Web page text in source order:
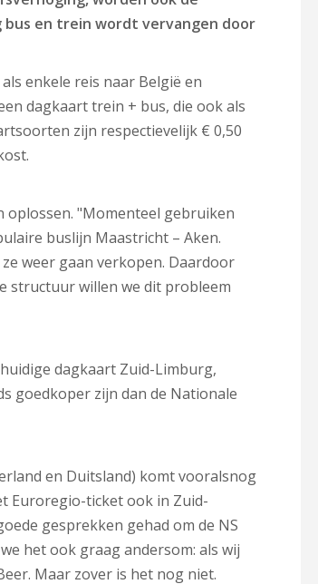
bus en trein wordt vervangen door
enkele reis naar België en
dagkaart trein + bus, die ook als
zijn respectievelijk € 0,50
oplossen. "Momenteel gebruiken
buslijn Maastricht – Aken.
weer gaan verkopen. Daardoor
structuur willen we dit probleem
dagkaart Zuid-Limburg,
goedkoper zijn dan de Nationale
en Duitsland) komt vooralsnog
Euroregio-ticket ook in Zuid-
gesprekken gehad om de NS
het ook graag andersom: als wij
Maar zover is het nog niet.